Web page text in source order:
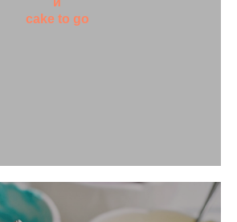
cake to go